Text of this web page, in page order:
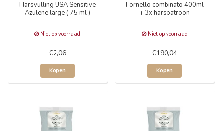
Harsvulling USA Sensitive
Azulene large ( 75 ml )
Niet op voorraad
€2,06
Kopen
Fornello combinato 400ml
+ 3x harspatroon
Niet op voorraad
€190,04
Kopen